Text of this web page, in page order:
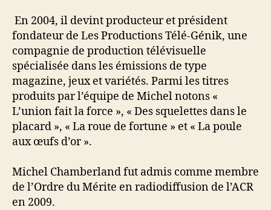
En 2004, il devint producteur et président
fondateur de Les Productions Télé-Génik, une
compagnie de production télévisuelle
spécialisée dans les émissions de type
magazine, jeux et variétés. Parmi les titres
produits par l’équipe de Michel notons «
L’union fait la force », « Des squelettes dans le
placard », « La roue de fortune » et « La poule
aux œufs d’or ».
Michel Chamberland fut admis comme membre
de l’Ordre du Mérite en radiodiffusion de l’ACR
en 2009.